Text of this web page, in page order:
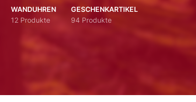
WANDUHREN
12 Produkte
GESCHENKARTIKEL
94 Produkte